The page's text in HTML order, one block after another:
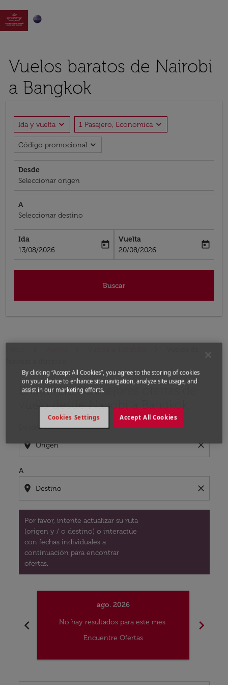

Vuelos baratos de Nairobi
a Bangkok
Ida y vuelta expand_more 1 Pasajero, Economica expand_more
Código promocional expand_more
Desde
Seleccionar origen
A
Seleccionar destino
Ida
fc-booking-departure-date-aria-label
13/08/2026
today
Vuelta
fc-booking-return-date-aria-label
20/08/2026
today
Buscar
Encuentre las mejores ofertas de
vuelo desde Nairobi a Bangkok
Desde
location_on close
A
location_on close
Por favor, intente actualizar su ruta
(origen y / o destino) o interactúe
con fechas individuales a
continuación para encontrar
ofertas.
Por favor, intente actualizar su ruta (origen y / o
chevron_left
ago. 2026
No hay resultados para este mes.
Encuentre Ofertas
chevron_right
By clicking “Accept All Cookies”, you agree to the storing of cookies
on your device to enhance site navigation, analyze site usage, and
assist in our marketing efforts.
Accept All Cookies
Cookies Settings